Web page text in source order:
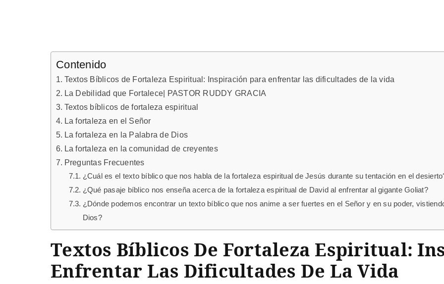
Contenido
Textos Bíblicos de Fortaleza Espiritual: Inspiración para enfrentar las dificultades de la vida
La Debilidad que Fortalece| PASTOR RUDDY GRACIA
Textos bíblicos de fortaleza espiritual
La fortaleza en el Señor
La fortaleza en la Palabra de Dios
La fortaleza en la comunidad de creyentes
Preguntas Frecuentes
¿Cuál es el texto bíblico que nos habla de la fortaleza espiritual de Jesús durante su tentación en el
¿Qué pasaje bíblico nos enseña acerca de la fortaleza espiritual de David al enfrentar al gigante Goliat?
¿Dónde podemos encontrar un texto bíblico que nos anime a ser fuertes en el Señor y en su poder,
Dios?
Textos Bíblicos De Fortaleza Espiritual:
Enfrentar Las Dificultades De La Vida